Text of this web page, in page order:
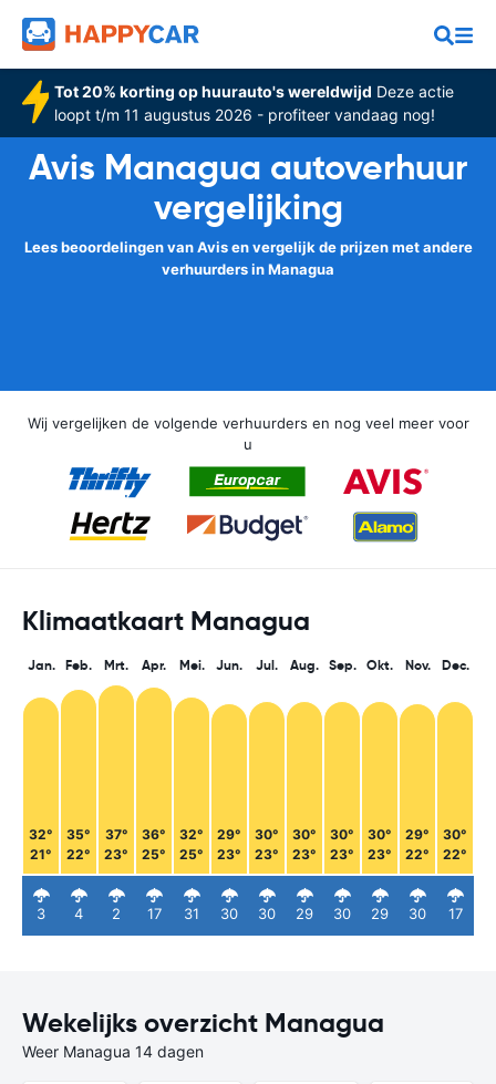
Tot 20% korting op huurauto's wereldwijd Deze actie
loopt t/m 11 augustus 2026 - profiteer vandaag nog!
Avis Managua autoverhuur
vergelijking
Lees beoordelingen van Avis en vergelijk de prijzen met andere
verhuurders in Managua
Wij vergelijken de volgende verhuurders en nog veel meer voor
u
Klimaatkaart Managua
Jan.
32°
21°
3
Feb.
35°
22°
4
Mrt.
37°
23°
2
Apr.
36°
25°
17
Mei.
32°
25°
31
Jun.
29°
23°
30
Jul.
30°
23°
30
Aug.
30°
23°
29
Sep.
30°
23°
30
Okt.
30°
23°
29
Nov.
29°
22°
30
Dec.
30°
22°
17
Wekelijks overzicht Managua
Weer Managua 14 dagen